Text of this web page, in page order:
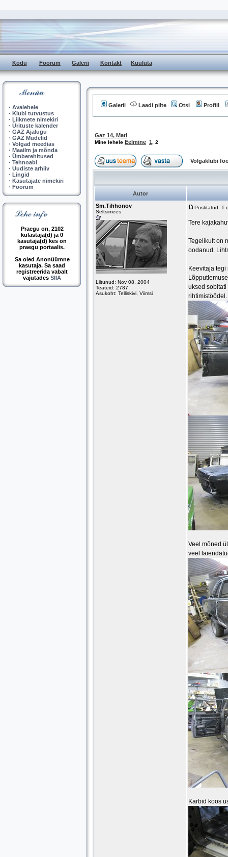
Kodu Foorum Galerii Kontakt Kuuluta
· Avalehele
· Klubi tutvustus
· Liikmete nimekiri
· Ürituste kalender
· GAZ Ajalugu
· GAZ Mudelid
· Volgad meedias
· Maailm ja mõnda
· Ümberehitused
· Tehnoabi
· Uudiste arhiiv
· Lingid
· Kasutajate nimekiri
· Foorum
Praegu on, 2102
külastaja(d) ja 0
kasutaja(d) kes on
praegu portaalis.
Sa oled Anonüümne
kasutaja. Sa saad
registreerida vabalt
vajutades SIIA
Galerii Laadi pilte Otsi Profiil
Gaz 14, Mati
Mine lehele Eelmine 1 2
Volgaklubi
Autor
Sm.Tihhonov
Seltsimees
Liitunud: Nov 08, 2004
Teateid: 2787
Asukoht: Telliskivi, Viimsi
Postitatud: T
Tere
Tegelikult on
oodanud.
Keevitaja
uksed
rihtimistöödel.
Veel mõned
veel
Karbid koos